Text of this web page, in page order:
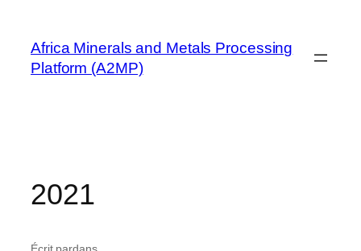
contenu
Africa Minerals and Metals Processing
Platform (A2MP)
2021